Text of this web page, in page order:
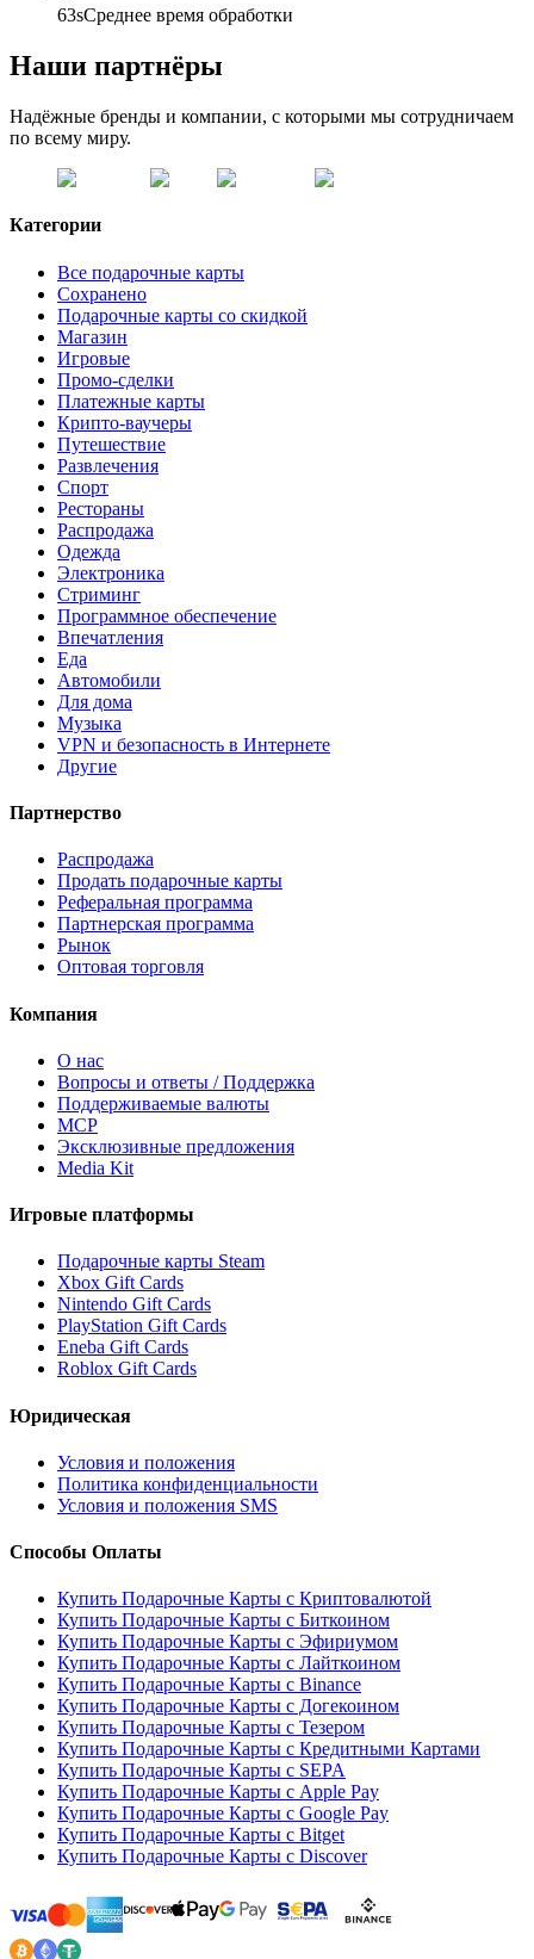
63sСреднее время обработки
Наши партнёры
Надёжные бренды и компании, с которыми мы сотрудничаем
по всему миру.
Категории
Все подарочные карты
Сохранено
Подарочные карты со скидкой
Магазин
Игровые
Промо-сделки
Платежные карты
Крипто-ваучеры
Путешествие
Развлечения
Спорт
Рестораны
Распродажа
Одежда
Электроника
Стриминг
Программное обеспечение
Впечатления
Еда
Автомобили
Для дома
Музыка
VPN и безопасность в Интернете
Другие
Партнерство
Распродажа
Продать подарочные карты
Реферальная программа
Партнерская программа
Рынок
Оптовая торговля
Компания
О нас
Вопросы и ответы / Поддержка
Поддерживаемые валюты
MCP
Эксклюзивные предложения
Media Kit
Игровые платформы
Подарочные карты Steam
Xbox Gift Cards
Nintendo Gift Cards
PlayStation Gift Cards
Eneba Gift Cards
Roblox Gift Cards
Юридическая
Условия и положения
Политика конфиденциальности
Условия и положения SMS
Способы Оплаты
Купить Подарочные Карты с Криптовалютой
Купить Подарочные Карты с Биткоином
Купить Подарочные Карты с Эфириумом
Купить Подарочные Карты с Лайткоином
Купить Подарочные Карты с Binance
Купить Подарочные Карты с Догекоином
Купить Подарочные Карты с Тезером
Купить Подарочные Карты с Кредитными Картами
Купить Подарочные Карты с SEPA
Купить Подарочные Карты с Apple Pay
Купить Подарочные Карты с Google Pay
Купить Подарочные Карты с Bitget
Купить Подарочные Карты с Discover